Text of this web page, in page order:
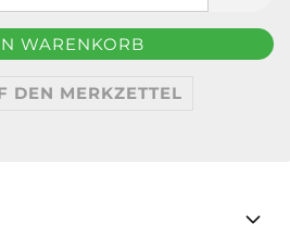
DEN MERKZETTEL